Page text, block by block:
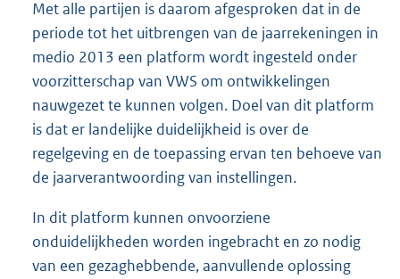
Met alle partijen is daarom afgesproken dat in de
periode tot het uitbrengen van de jaarrekeningen in
medio 2013 een platform wordt ingesteld onder
voorzitterschap van VWS om ontwikkelingen
nauwgezet te kunnen volgen. Doel van dit platform
is dat er landelijke duidelijkheid is over de
regelgeving en de toepassing ervan ten behoeve van
de jaarverantwoording van instellingen.
In dit platform kunnen onvoorziene
onduidelijkheden worden ingebracht en zo nodig
van een gezaghebbende, aanvullende oplossing